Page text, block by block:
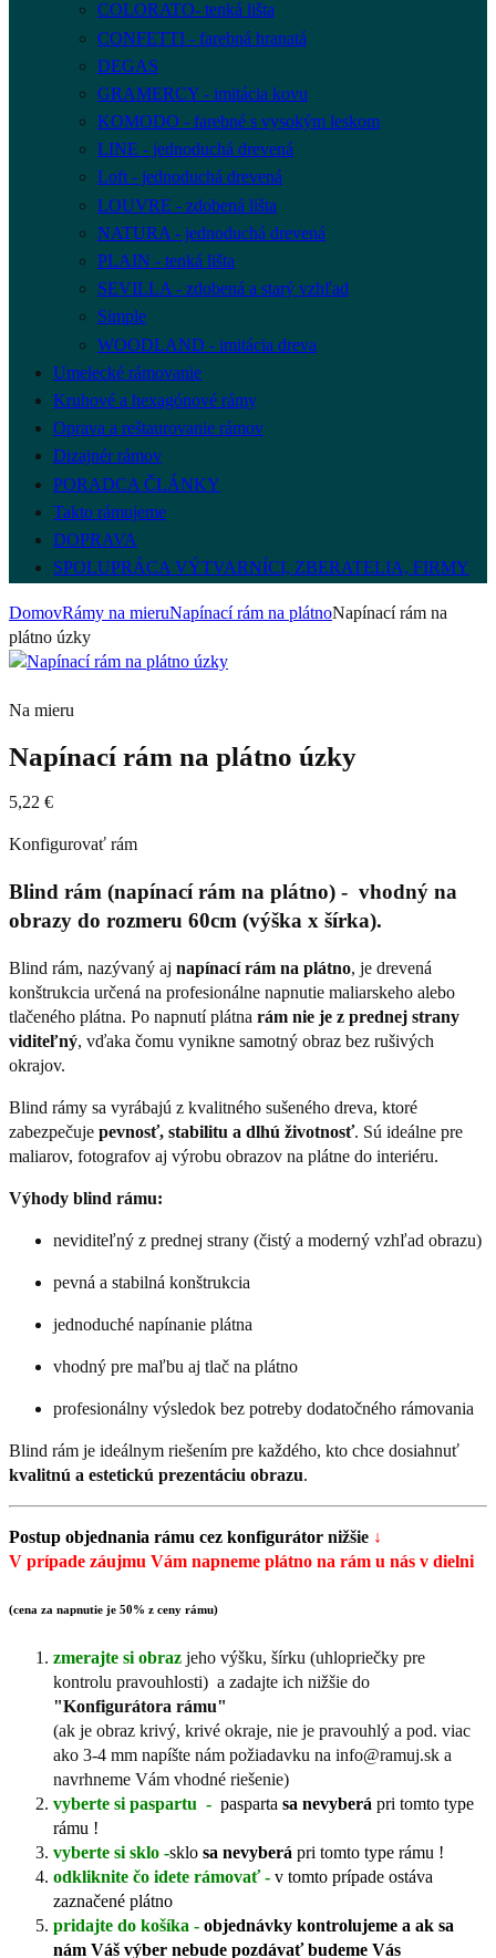
COLORATO- tenká lišta
CONFETTI - farebná hranatá
DEGAS
GRAMERCY - imitácia kovu
KOMODO - farebné s vysokým leskom
LINE - jednoduchá drevená
Loft - jednoduchá drevená
LOUVRE - zdobená lišta
NATURA - jednoduchá drevená
PLAIN - tenká lišta
SEVILLA - zdobená a starý vzhľad
Simple
WOODLAND - imitácia dreva
Umelecké rámovanie
Kruhové a hexagónové rámy
Oprava a reštaurovanie rámov
Dizajnér rámov
PORADCA ČLÁNKY
Takto rámujeme
DOPRAVA
SPOLUPRÁCA VÝTVARNÍCI, ZBERATELIA, FIRMY
DomovRámy na mieruNapínací rám na plátnoNapínací rám na
plátno úzky
Na mieru
Napínací rám na plátno úzky
5,22 €
Konfigurovať rám
Blind rám (napínací rám na plátno) - vhodný na
obrazy do rozmeru 60cm (výška x šírka).
Blind rám, nazývaný aj napínací rám na plátno, je drevená
konštrukcia určená na profesionálne napnutie maliarskeho alebo
tlačeného plátna. Po napnutí plátna rám nie je z prednej strany
viditeľný, vďaka čomu vynikne samotný obraz bez rušivých
okrajov.
Blind rámy sa vyrábajú z kvalitného sušeného dreva, ktoré
zabezpečuje pevnosť, stabilitu a dlhú životnosť. Sú ideálne pre
maliarov, fotografov aj výrobu obrazov na plátne do interiéru.
Výhody blind rámu:
neviditeľný z prednej strany (čistý a moderný vzhľad obrazu)
pevná a stabilná konštrukcia
jednoduché napínanie plátna
vhodný pre maľbu aj tlač na plátno
profesionálny výsledok bez potreby dodatočného rámovania
Blind rám je ideálnym riešením pre každého, kto chce dosiahnuť
kvalitnú a estetickú prezentáciu obrazu.
Postup objednania rámu cez konfigurátor nižšie ↓
V prípade záujmu Vám napneme plátno na rám u nás v dielni
(cena za napnutie je 50% z ceny rámu)
zmerajte si obraz jeho výšku, šírku (uhlopriečky pre
kontrolu pravouhlosti) a zadajte ich nižšie do
"Konfigurátora rámu"
(ak je obraz krivý, krivé okraje, nie je pravouhlý a pod. viac
ako 3-4 mm napíšte nám požiadavku na info@ramuj.sk a
navrhneme Vám vhodné riešenie)
vyberte si paspartu - pasparta sa nevyberá pri tomto type
rámu !
vyberte si sklo -sklo sa nevyberá pri tomto type rámu !
odkliknite čo idete rámovať - v tomto prípade ostáva
zaznačené plátno
pridajte do košíka - objednávky kontrolujeme a ak sa
nám Váš výber nebude pozdávať budeme Vás